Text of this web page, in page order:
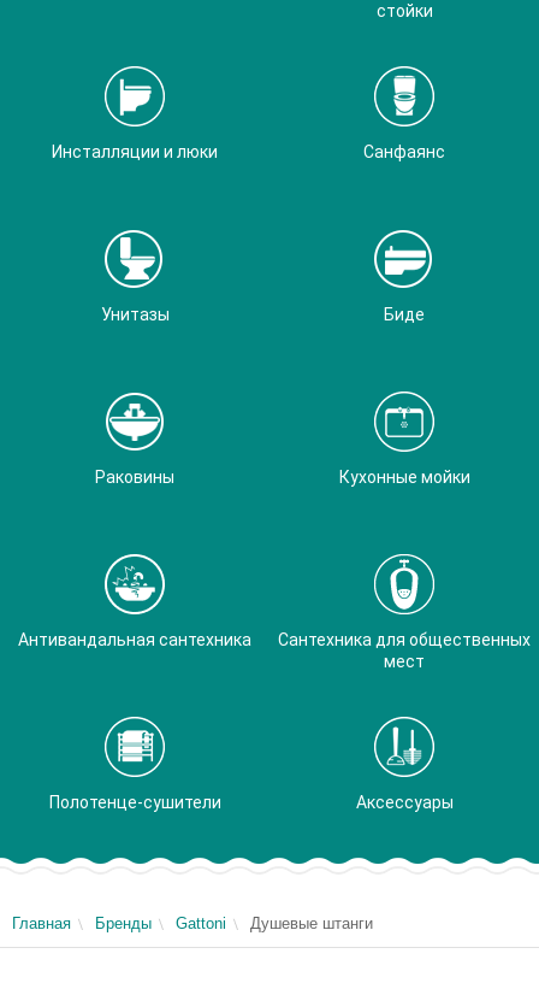
стойки
Инсталляции и люки Санфаянс
Унитазы Биде
Раковины Кухонные мойки
Антивандальная сантехника
Сантехника для общественных
мест
Полотенце-сушители Аксессуары
Главная Бренды Gattoni Душевые штанги